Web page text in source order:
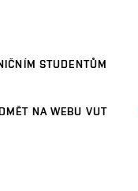
STUDENTŮM
NA WEBU VUT